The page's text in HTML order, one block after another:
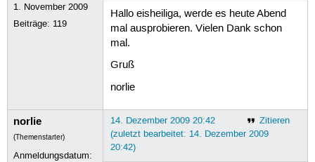
1. November 2009
Beiträge: 119
Hallo eisheiliga, werde es heute Abend
mal ausprobieren. Vielen Dank schon
mal.
Gruß
norlie
norlie
(Themenstarter)
Anmeldungsdatum:
Zitieren
14. Dezember 2009 20:42
(zuletzt bearbeitet: 14. Dezember 2009
20:42)